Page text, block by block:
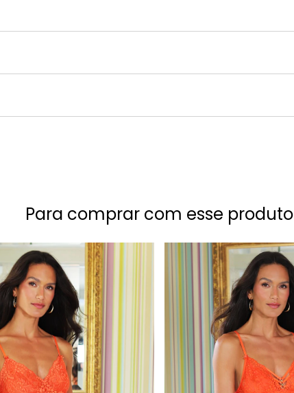
Para comprar com esse produto